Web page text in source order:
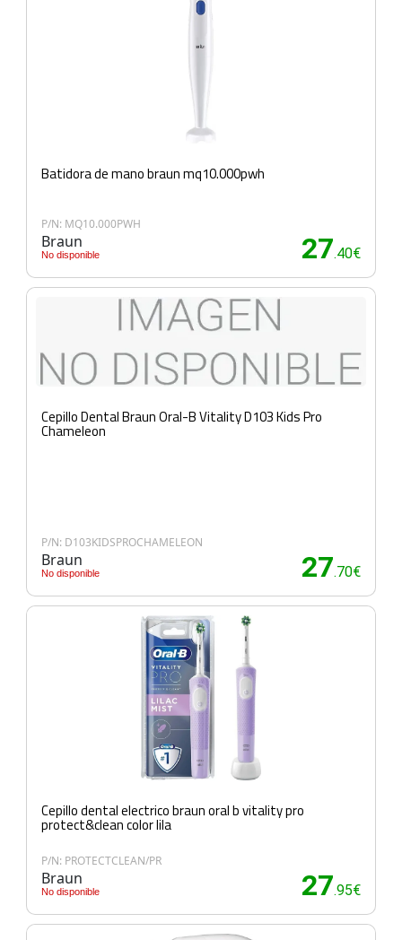
Batidora de mano braun mq10.000pwh
P/N: MQ10.000PWH
Braun
No disponible 27.40€
Cepillo Dental Braun Oral-B Vitality D103 Kids Pro
Chameleon
P/N: D103KIDSPROCHAMELEON
Braun
No disponible 27.70€
Cepillo dental electrico braun oral b vitality pro
protect&clean color lila
P/N: PROTECTCLEAN/PR
Braun
No disponible 27.95€